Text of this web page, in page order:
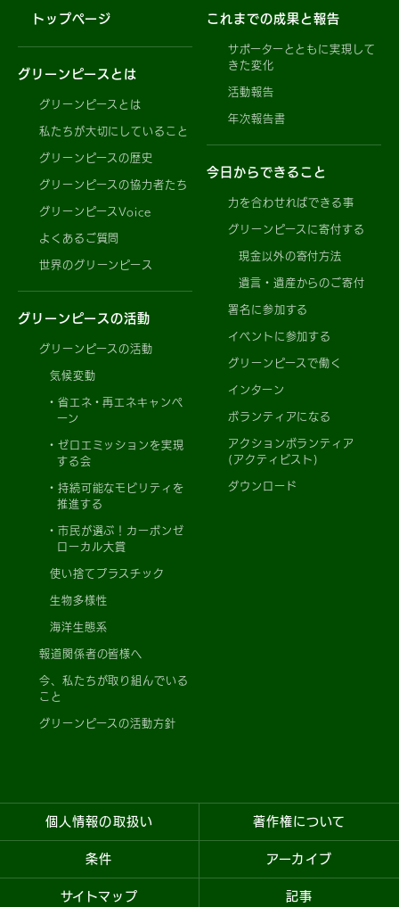
トップページ
グリーンピースとは
グリーンピースとは
私たちが大切にしていること
グリーンピースの歴史
グリーンピースの協力者たち
グリーンピースVoice
よくあるご質問
世界のグリーンピース
グリーンピースの活動
グリーンピースの活動
気候変動
省エネ・再エネキャンペ
ーン
ゼロエミッションを実現
する会
持続可能なモビリティを
推進する
市民が選ぶ！カーボンゼ
ローカル大賞
使い捨てプラスチック
生物多様性
海洋生態系
報道関係者の皆様へ
今、私たちが取り組んでいる
こと
グリーンピースの活動方針
これまでの成果と報告
サポーターとともに実現して
きた変化
活動報告
年次報告書
今日からできること
力を合わせればできる事
グリーンピースに寄付する
現金以外の寄付方法
遺言・遺産からのご寄付
署名に参加する
イベントに参加する
グリーンピースで働く
インターン
ボランティアになる
アクションボランティア
(アクティビスト)
ダウンロード
個人情報の取扱い 著作権について
条件 アーカイブ
サイトマップ 記事